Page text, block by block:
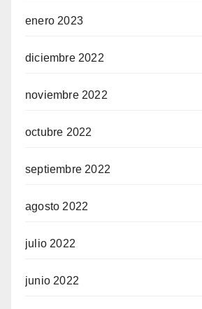
enero 2023
diciembre 2022
noviembre 2022
octubre 2022
septiembre 2022
agosto 2022
julio 2022
junio 2022